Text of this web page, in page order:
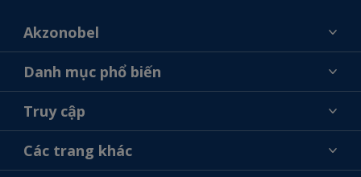
Akzonobel
Giới thiệu về AkzoNobel
Liên hệ chúng tôi
Tìm một cửa hàng
Danh mục phổ biến
Tìm màu sắc
Chọn sản phẩm
Ý tưởng
Truy cập
Khả năng truy cập
Tính Chính Xác về Màu Sắc
Các trang khác